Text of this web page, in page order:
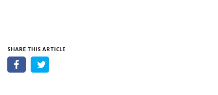
SHARE THIS ARTICLE